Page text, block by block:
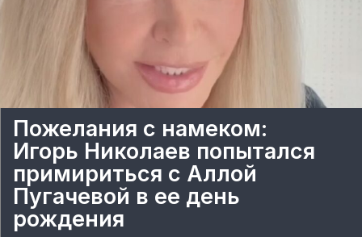
Пожелания с намеком:
Игорь Николаев попытался
примириться с Аллой
Пугачевой в ее день
рождения